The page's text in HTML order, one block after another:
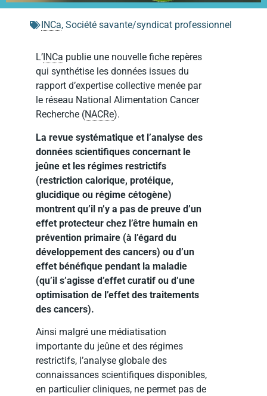
INCa, Société savante/syndicat professionnel
L’ INCa publie une nouvelle fiche repères
qui synthétise les données issues du
rapport d’expertise collective menée par
le réseau National Alimentation Cancer
Recherche (NACRe).
La revue systématique et l’analyse des
données scientifiques concernant le
jeûne et les régimes restrictifs
(restriction calorique, protéique,
glucidique ou régime cétogène)
montrent qu’il n’y a pas de preuve d’un
effet protecteur chez l’être humain en
prévention primaire (à l’égard du
développement des cancers) ou d’un
effet bénéfique pendant la maladie
(qu’il s’agisse d’effet curatif ou d’une
optimisation de l’effet des traitements
des cancers).
Ainsi malgré une médiatisation
importante du jeûne et des régimes
restrictifs, l’analyse globale des
connaissances scientifiques disponibles,
en particulier cliniques, ne permet pas de